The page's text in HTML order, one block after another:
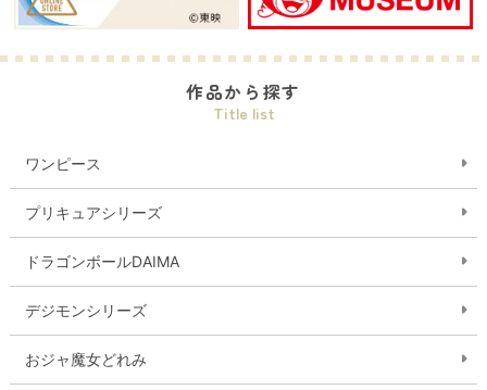
作品から探す
Title list
ワンピース
プリキュアシリーズ
ドラゴンボールDAIMA
デジモンシリーズ
おジャ魔女どれみ